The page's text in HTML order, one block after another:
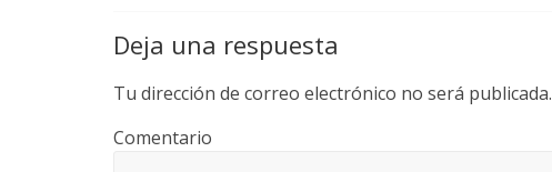
Deja una respuesta
Tu dirección de correo electrónico no será publicada.
Comentario